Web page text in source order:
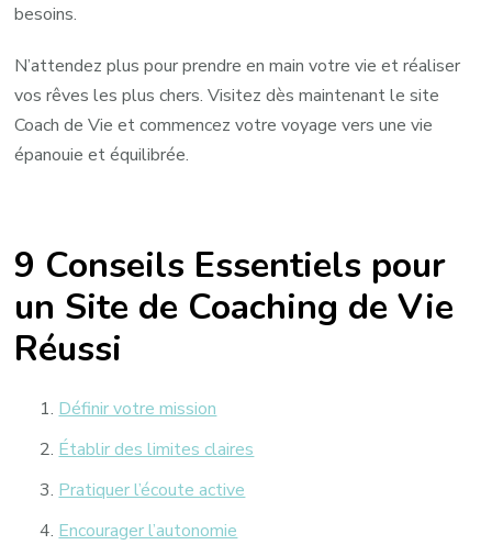
besoins.
N’attendez plus pour prendre en main votre vie et réaliser
vos rêves les plus chers. Visitez dès maintenant le site
Coach de Vie et commencez votre voyage vers une vie
épanouie et équilibrée.
9 Conseils Essentiels pour
un Site de Coaching de Vie
Réussi
Définir votre mission
Établir des limites claires
Pratiquer l’écoute active
Encourager l’autonomie